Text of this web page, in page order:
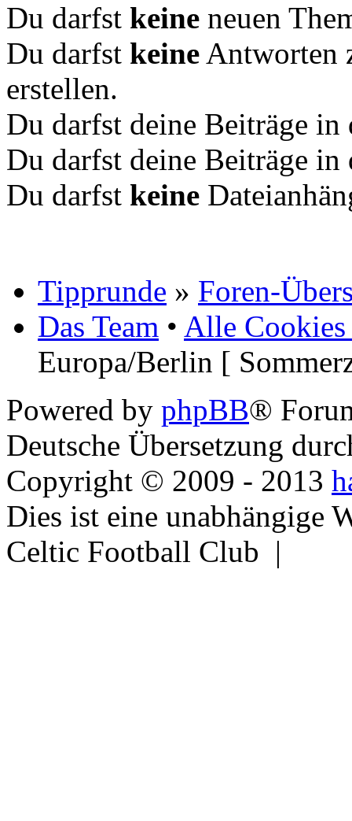
Du darfst keine neuen
Du darfst keine Antworten
erstellen.
Du darfst deine Beiträge
Du darfst deine Beiträge
Du darfst keine
Tipprunde » Foren-
Das Team • Alle Cookies
Europa/Berlin [
Powered by phpBB®
Deutsche Übersetzung
Copyright © 2009 - 2013
Dies ist eine unabhängige
Celtic Football Club |